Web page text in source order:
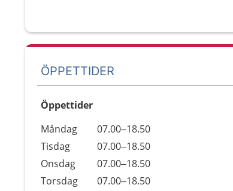
ÖPPETTIDER
Öppettider
Dag
Öppettider
Kommentarer
Måndag
07.00–18.50
Tisdag
07.00–18.50
Onsdag
07.00–18.50
Torsdag
07.00–18.50